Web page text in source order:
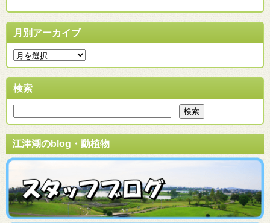
月別アーカイブ
検索
江津湖のblog・動植物